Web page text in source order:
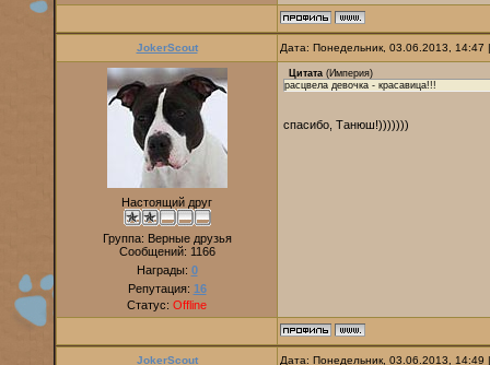
JokerScout Дата: Понедельник, 03.06.2013,
Настоящий друг
Группа: Верные друзья
Сообщений: 1166
Награды: 0
Репутация: 16
Статус: Offline
Цитата (Империя)
расцвела девочка - красавица!!!
спасибо, Танюш!)))))))
JokerScout Дата: Понедельник, 03.06.2013,